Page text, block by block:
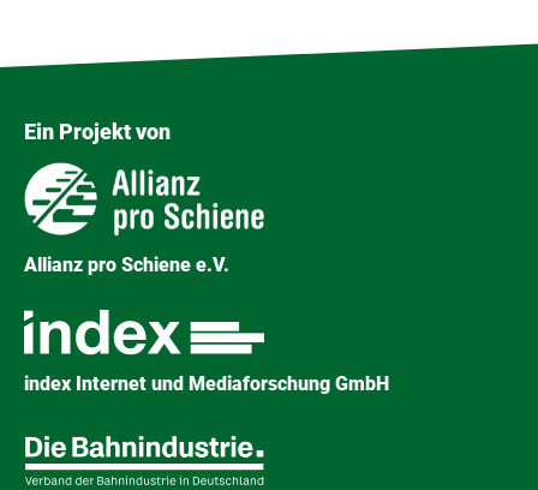
Ein Projekt von
Allianz pro Schiene e.V.
index Internet und Mediaforschung GmbH